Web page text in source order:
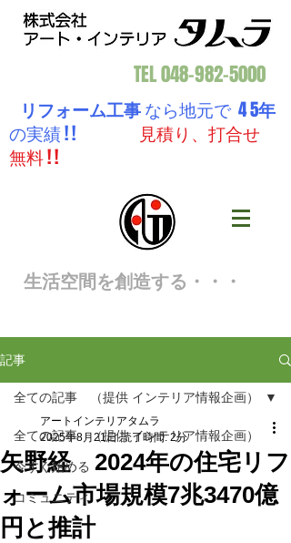
TEL048-982-5000
リフォーム工事なら地元で 4 5年
の実績 ! !
見積り、打合せ
無料 ! !
生活空間を創造する・・・
記事
全ての記事 （提供 インテリア情報企画）
今すぐ始める
コミュニティ
全ての記事 （提供 インテリア情報企画）
矢野経 2024年の住宅リフ
ォーム市場規模7兆3470億
円と推計
アートインテリアタムラ
2025年8月21日 読了時間: 2分